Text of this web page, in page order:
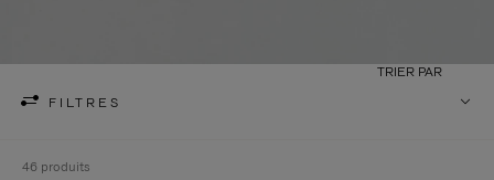
FILTRES
TRIER PAR
46 produits